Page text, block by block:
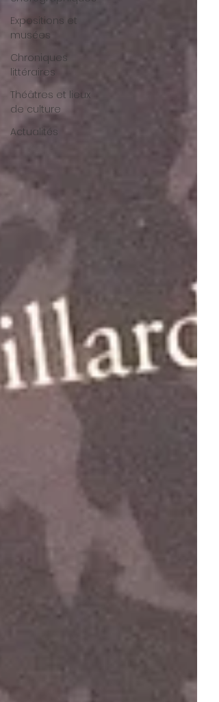
Expositions et
musées
Chroniques
littéraires
Théâtres et lieux
de culture
Actualités